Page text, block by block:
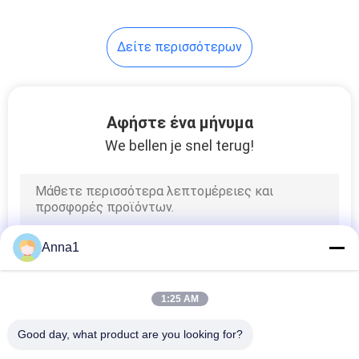
Θερμική θρυαλλίδα
Αυτόματη
θρυαλλίδα λεπίδων
Δείτε περισσότερων
Αφήστε ένα μήνυμα
We bellen je snel terug!
Anna1
1:25 AM
Good day, what product are you looking for?